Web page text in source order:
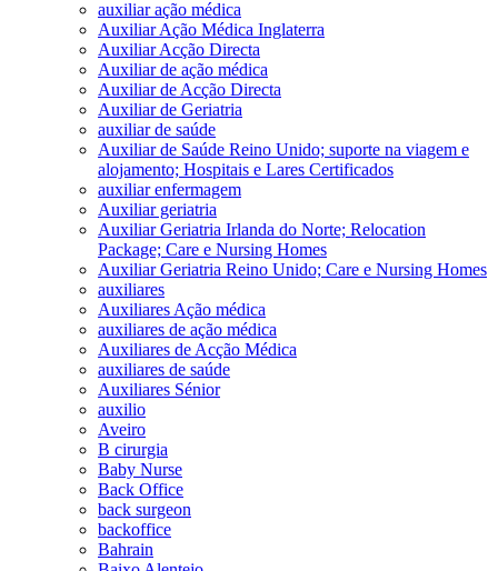
auxiliar ação médica
Auxiliar Ação Médica Inglaterra
Auxiliar Acção Directa
Auxiliar de ação médica
Auxiliar de Acção Directa
Auxiliar de Geriatria
auxiliar de saúde
Auxiliar de Saúde Reino Unido; suporte na viagem e
alojamento; Hospitais e Lares Certificados
auxiliar enfermagem
Auxiliar geriatria
Auxiliar Geriatria Irlanda do Norte; Relocation
Package; Care e Nursing Homes
Auxiliar Geriatria Reino Unido; Care e Nursing Homes
auxiliares
Auxiliares Ação médica
auxiliares de ação médica
Auxiliares de Acção Médica
auxiliares de saúde
Auxiliares Sénior
auxilio
Aveiro
B cirurgia
Baby Nurse
Back Office
back surgeon
backoffice
Bahrain